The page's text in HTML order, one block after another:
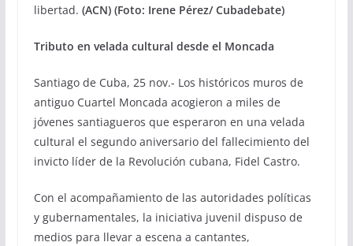
libertad. (ACN) (Foto: Irene Pérez/ Cubadebate)
Tributo en velada cultural desde el Moncada
Santiago de Cuba, 25 nov.- Los históricos muros de
antiguo Cuartel Moncada acogieron a miles de
jóvenes santiagueros que esperaron en una velada
cultural el segundo aniversario del fallecimiento del
invicto líder de la Revolución cubana, Fidel Castro.
Con el acompañamiento de las autoridades políticas
y gubernamentales, la iniciativa juvenil dispuso de
medios para llevar a escena a cantantes,